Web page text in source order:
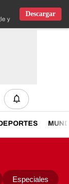
y IOS
Descargar
Especiales